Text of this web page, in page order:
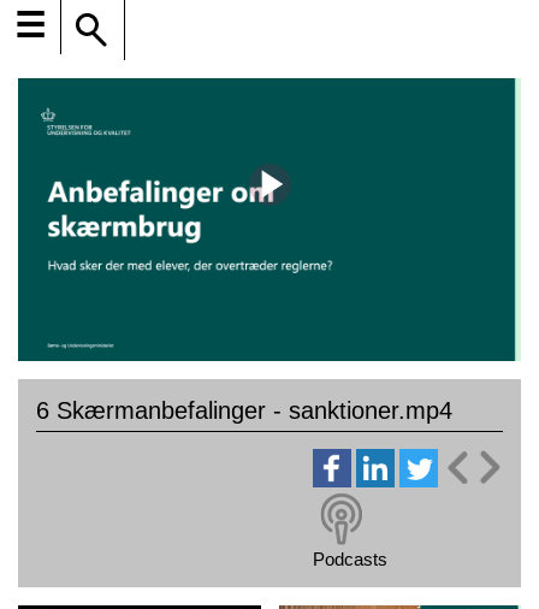
☰
6 Skærmanbefalinger - sanktioner.mp4
Podcasts